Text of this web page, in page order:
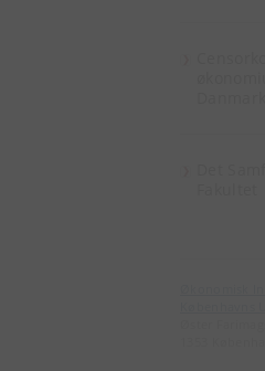
Det
Økonomisk
Øster